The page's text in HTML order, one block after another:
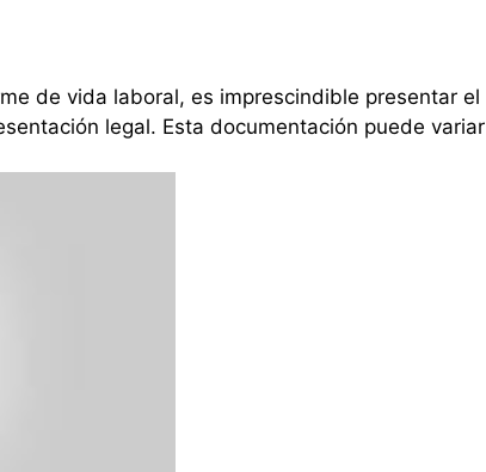
de vida laboral, es imprescindible presentar el
legal. Esta documentación puede